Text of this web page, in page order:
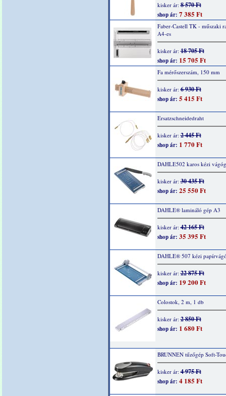
kisker ár:8 570 Ft
shop ár: 7 385 Ft
Faber-Castell TK - műszaki
A4-es
kisker ár:18 705 Ft
shop ár: 15 705 Ft
Fa mérőszerszám, 150 mm
kisker ár:6 930 Ft
shop ár: 5 415 Ft
Ersatzschneidedraht
kisker ár:2 445 Ft
shop ár: 1 770 Ft
DAHLE502 karos kézi
kisker ár:30 435 Ft
shop ár: 25 550 Ft
DAHLE® lamináló gép A3
kisker ár:42 165 Ft
shop ár: 35 395 Ft
DAHLE® 507 kézi
kisker ár:22 875 Ft
shop ár: 19 200 Ft
Colostok, 2 m, 1 db
kisker ár:2 850 Ft
shop ár: 1 680 Ft
BRUNNEN tűzőgép Soft-
kisker ár:4 975 Ft
shop ár: 4 185 Ft